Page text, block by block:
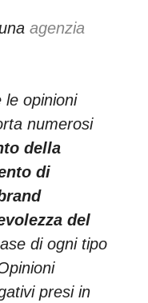
agenzia
le opinioni
numerosi
della
di
del
di ogni tipo
presi in